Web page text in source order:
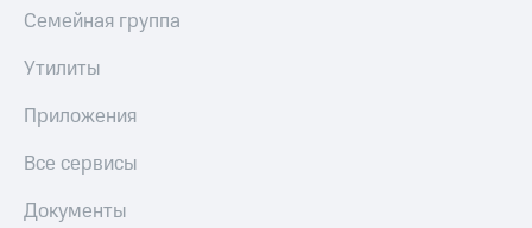
Семейная группа
Утилиты
Приложения
Все сервисы
Документы